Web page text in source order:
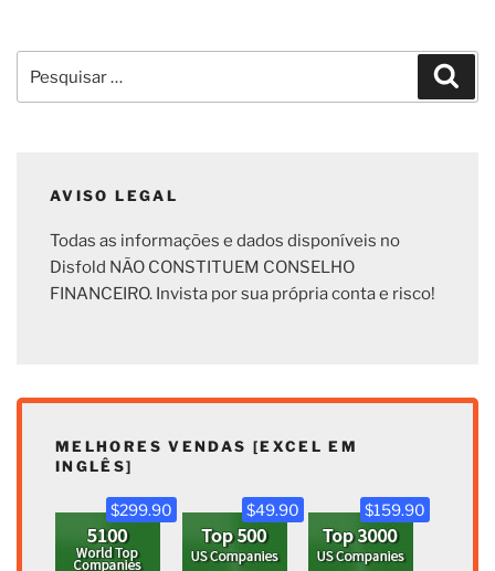
por:
AVISO LEGAL
Todas as informações e dados disponíveis no
Disfold NÃO CONSTITUEM CONSELHO
FINANCEIRO. Invista por sua própria conta e risco!
MELHORES VENDAS [EXCEL EM
INGLÊS]
$299.90 $49.90 $159.90